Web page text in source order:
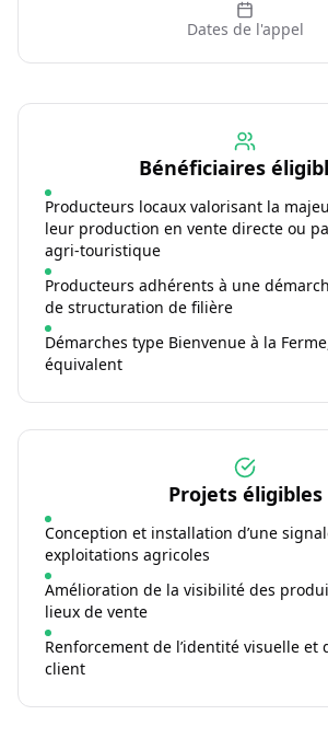
Dates de l'appel
Bénéficiaires
Producteurs locaux valorisant la
leur production en vente directe ou
agri-touristique
Producteurs adhérents à une
de structuration de filière
Démarches type Bienvenue à la
équivalent
Projets éligibles
Conception et installation d’une
exploitations agricoles
Amélioration de la visibilité des
lieux de vente
Renforcement de l’identité visuelle et
client